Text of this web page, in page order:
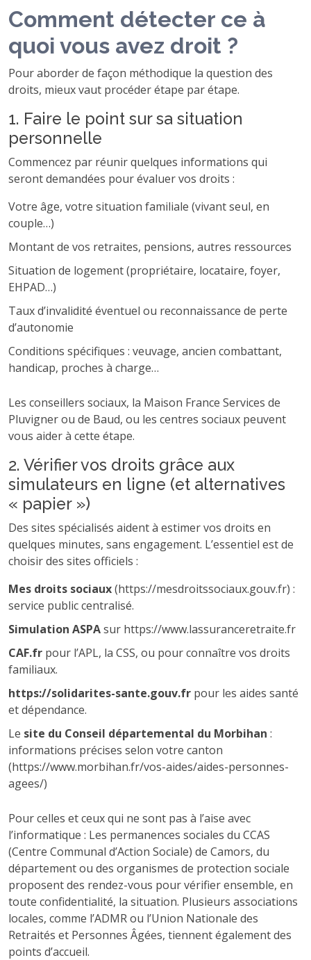
Comment détecter ce à
quoi vous avez droit ?
Pour aborder de façon méthodique la question des
droits, mieux vaut procéder étape par étape.
1. Faire le point sur sa situation
personnelle
Commencez par réunir quelques informations qui
seront demandées pour évaluer vos droits :
Votre âge, votre situation familiale (vivant seul, en
couple…)
Montant de vos retraites, pensions, autres ressources
Situation de logement (propriétaire, locataire, foyer,
EHPAD…)
Taux d’invalidité éventuel ou reconnaissance de perte
d’autonomie
Conditions spécifiques : veuvage, ancien combattant,
handicap, proches à charge…
Les conseillers sociaux, la Maison France Services de
Pluvigner ou de Baud, ou les centres sociaux peuvent
vous aider à cette étape.
2. Vérifier vos droits grâce aux
simulateurs en ligne (et alternatives
« papier »)
Des sites spécialisés aident à estimer vos droits en
quelques minutes, sans engagement. L’essentiel est de
choisir des sites officiels :
Mes droits sociaux(https://mesdroitssociaux.gouv.fr) :
service public centralisé.
Simulation ASPAsur https://www.lassuranceretraite.fr
CAF.fr pour l’APL, la CSS, ou pour connaître vos droits
familiaux.
https://solidarites-sante.gouv.fr pour les aides santé
et dépendance.
Le site du Conseil départemental du Morbihan :
informations précises selon votre canton
(https://www.morbihan.fr/vos-aides/aides-personnes-
agees/)
Pour celles et ceux qui ne sont pas à l’aise avec
l’informatique : Les permanences sociales du CCAS
(Centre Communal d’Action Sociale) de Camors, du
département ou des organismes de protection sociale
proposent des rendez-vous pour vérifier ensemble, en
toute confidentialité, la situation. Plusieurs associations
locales, comme l’ADMR ou l’Union Nationale des
Retraités et Personnes Âgées, tiennent également des
points d’accueil.